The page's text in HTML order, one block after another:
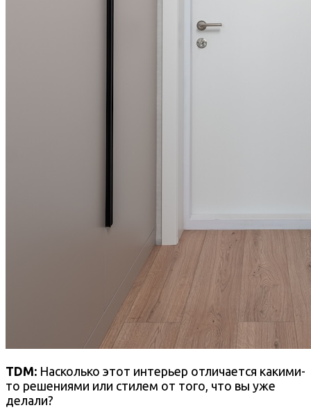
TDM: Насколько этот интерьер отличается какими-
то решениями или стилем от того, что вы уже
делали?